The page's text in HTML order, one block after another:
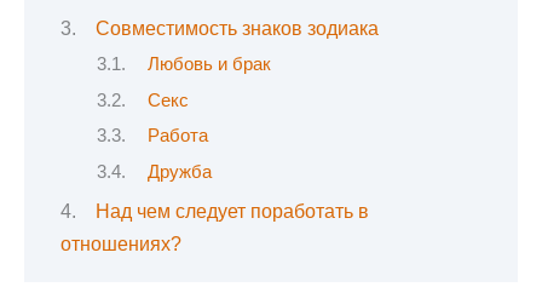
Совместимость знаков зодиака
Любовь и брак
Секс
Работа
Дружба
Над чем следует поработать в
отношениях?